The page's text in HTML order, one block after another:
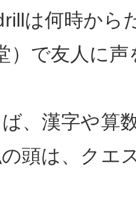
は何時から
）で友人に
ば、漢字や算
頭は、クエ